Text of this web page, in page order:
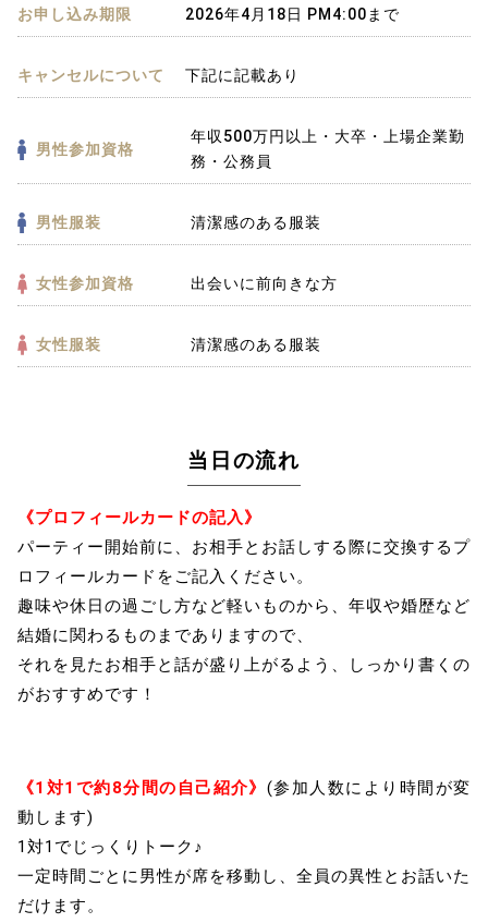
お申し込み期限 2026年4月18日 PM4:00まで
キャンセルについて 下記に記載あり
男性参加資格
年収500万円以上・大卒・上場企業勤
務・公務員
男性服装 清潔感のある服装
女性参加資格 出会いに前向きな方
女性服装 清潔感のある服装
当日の流れ
《プロフィールカードの記入》
パーティー開始前に、お相手とお話しする際に交換するプ
ロフィールカードをご記入ください。
趣味や休日の過ごし方など軽いものから、年収や婚歴など
結婚に関わるものまでありますので、
それを見たお相手と話が盛り上がるよう、しっかり書くの
がおすすめです！
《1対1で約8分間の自己紹介》 (参加人数により時間が変
動します)
1対1でじっくりトーク♪
一定時間ごとに男性が席を移動し、全員の異性とお話いた
だけます。